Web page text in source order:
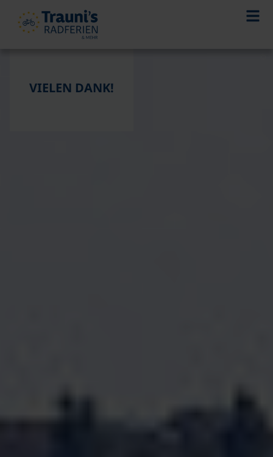
VIELEN DANK!